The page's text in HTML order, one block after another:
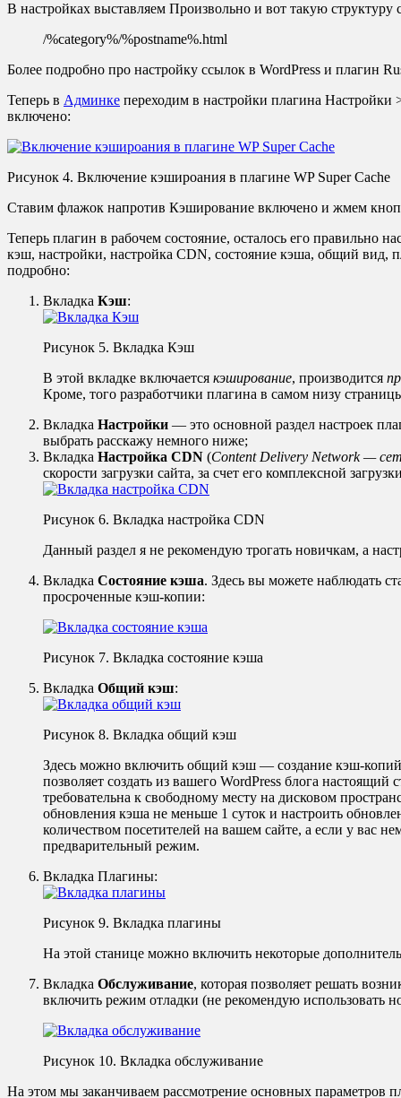
В настройках выставляем Произвольно и вот такую структуру
/%category%/%postname%.html
Более подробно про настройку ссылок в WordPress и плагин
Теперь в Админке переходим в настройки плагина
включено:
Рисунок 4. Включение кэшироания в плагине WP Super Cache
Ставим флажок напротив Кэширование включено и жмем
Теперь плагин в рабочем состояние, осталось его правильно
кэш, настройки, настройка CDN, состояние кэша, общий вид,
подробно:
Вкладка Кэш:
Рисунок 5. Вкладка Кэш
В этой вкладке включается кэширование, производится
Кроме, того разработчики плагина в самом низу
Вкладка Настройки — это основной раздел настроек
выбрать расскажу немного ниже;
Вкладка Настройка CDN (Content Delivery Network —
скорости загрузки сайта, за счет его комплексной
Рисунок 6. Вкладка настройка CDN
Данный раздел я не рекомендую трогать новичкам, а
Вкладка Состояние кэша. Здесь вы можете наблюдать
просроченные кэш-копии:
Рисунок 7. Вкладка состояние кэша
Вкладка Общий кэш:
Рисунок 8. Вкладка общий кэш
Здесь можно включить общий кэш — создание кэш-
позволяет создать из вашего WordPress блога
требовательна к свободному месту на дисковом
обновления кэша не меньше 1 суток и настроить
количеством посетителей на вашем сайте, а если у вас
предварительный режим.
Вкладка Плагины:
Рисунок 9. Вкладка плагины
На этой станице можно включить некоторые
Вкладка Обслуживание, которая позволяет решать
включить режим отладки (не рекомендую использовать
Рисунок 10. Вкладка обслуживание
На этом мы заканчиваем рассмотрение основных параметров